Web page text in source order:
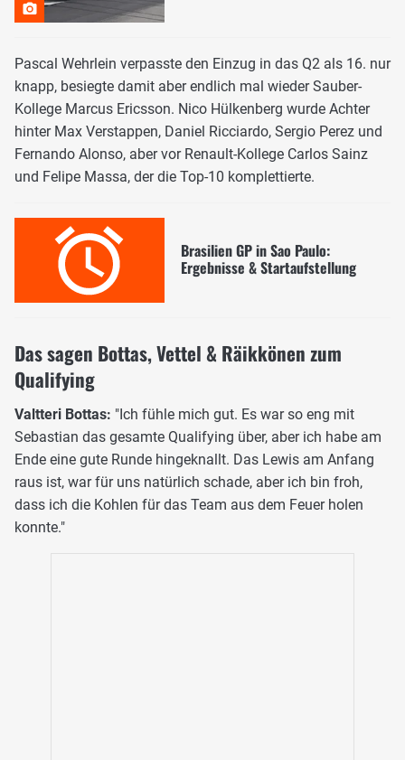
Pascal Wehrlein verpasste den Einzug in das Q2 als 16. nur
knapp, besiegte damit aber endlich mal wieder Sauber-
Kollege Marcus Ericsson. Nico Hülkenberg wurde Achter
hinter Max Verstappen, Daniel Ricciardo, Sergio Perez und
Fernando Alonso, aber vor Renault-Kollege Carlos Sainz
und Felipe Massa, der die Top-10 komplettierte.
Brasilien GP in Sao Paulo:
Ergebnisse & Startaufstellung
Das sagen Bottas, Vettel & Räikkönen zum
Qualifying
Valtteri Bottas: "Ich fühle mich gut. Es war so eng mit
Sebastian das gesamte Qualifying über, aber ich habe am
Ende eine gute Runde hingeknallt. Das Lewis am Anfang
raus ist, war für uns natürlich schade, aber ich bin froh,
dass ich die Kohlen für das Team aus dem Feuer holen
konnte."